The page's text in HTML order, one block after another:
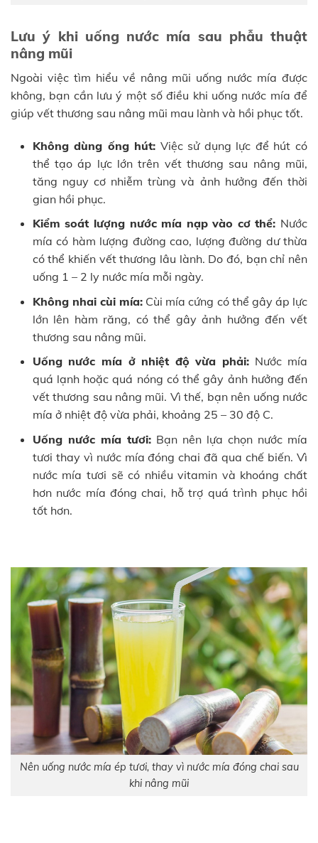
Lưu ý khi uống nước mía sau phẫu thuật
nâng mũi
Ngoài việc tìm hiểu về nâng mũi uống nước mía được
không, bạn cần lưu ý một số điều khi uống nước mía để
giúp vết thương sau nâng mũi mau lành và hồi phục tốt.
Không dùng ống hút: Việc sử dụng lực để hút có
thể tạo áp lực lớn trên vết thương sau nâng mũi,
tăng nguy cơ nhiễm trùng và ảnh hưởng đến thời
gian hồi phục.
Kiểm soát lượng nước mía nạp vào cơ thể: Nước
mía có hàm lượng đường cao, lượng đường dư thừa
có thể khiến vết thương lâu lành. Do đó, bạn chỉ nên
uống 1 – 2 ly nước mía mỗi ngày.
Không nhai cùi mía: Cùi mía cứng có thể gây áp lực
lớn lên hàm răng, có thể gây ảnh hưởng đến vết
thương sau nâng mũi.
Uống nước mía ở nhiệt độ vừa phải: Nước mía
quá lạnh hoặc quá nóng có thể gây ảnh hưởng đến
vết thương sau nâng mũi. Vì thế, bạn nên uống nước
mía ở nhiệt độ vừa phải, khoảng 25 – 30 độ C.
Uống nước mía tươi:Bạn nên lựa chọn nước mía
tươi thay vì nước mía đóng chai đã qua chế biến. Vì
nước mía tươi sẽ có nhiều vitamin và khoáng chất
hơn nước mía đóng chai, hỗ trợ quá trình phục hồi
tốt hơn.
Nên uống nước mía ép tươi, thay vì nước mía đóng chai sau
khi nâng mũi